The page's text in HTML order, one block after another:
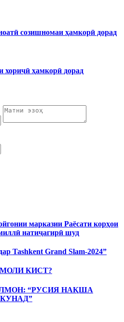
созишномаи ҳамкорӣ дорад
ҳамкорӣ дорад
марказии Раёсати корҳои
натиҷагирӣ шуд
Tashkent Grand Slam-2024”
КИСТ?
“РУСИЯ НАҚША